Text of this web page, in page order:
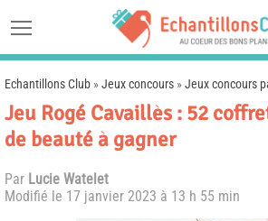
Echantillons Club »Jeux concours »Jeux concours
Jeu Rogé Cavaillès : 52
de beauté à gagner
Par Lucie Watelet
Modifié le 17 janvier 2023 à 13 h 55 min